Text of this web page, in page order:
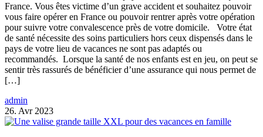
France. Vous êtes victime d’un grave accident et souhaitez pouvoir
vous faire opérer en France ou pouvoir rentrer après votre opération
pour suivre votre convalescence près de votre domicile. Votre état
de santé nécessite des soins particuliers hors ceux dispensés dans le
pays de votre lieu de vacances ne sont pas adaptés ou
recommandés. Lorsque la santé de nos enfants est en jeu, on peut se
sentir très rassurés de bénéficier d’une assurance qui nous permet de
[…]
admin
26. Avr 2023